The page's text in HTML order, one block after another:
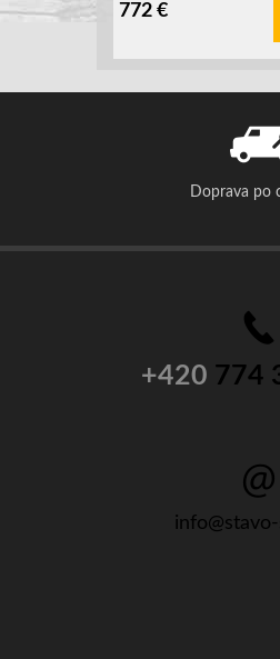
772 €
Doprava po
+420 774